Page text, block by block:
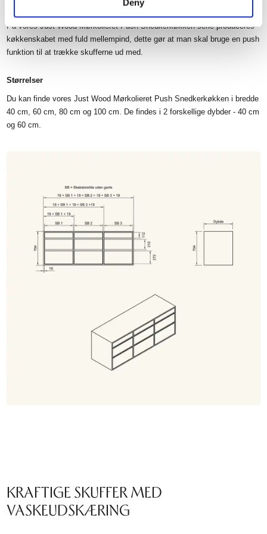
Deny
På vores Just Wood Mørkolieret Push Snedkerkøkken serie produceres
køkkenskabet med fuld mellempind, dette gør at man skal bruge en push
funktion til at trække skufferne ud med.
Størrelser
Du kan finde vores Just Wood Mørkolieret Push Snedkerkøkken i bredde
40 cm, 60 cm, 80 cm og 100 cm. De findes i 2 forskellige dybder - 40 cm
og 60 cm.
KRAFTIGE SKUFFER MED
VASKEUDSKÆRING